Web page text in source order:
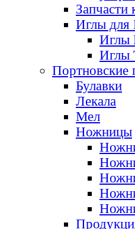
Иглы
Иглы
Портновские
Булавки
Лекала
Мел
Ножницы